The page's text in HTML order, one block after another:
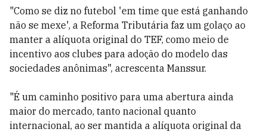
"Como se diz no futebol 'em time que está ganhando
não se mexe', a Reforma Tributária faz um golaço ao
manter a alíquota original do TEF, como meio de
incentivo aos clubes para adoção do modelo das
sociedades anônimas", acrescenta Manssur.
"É um caminho positivo para uma abertura ainda
maior do mercado, tanto nacional quanto
internacional, ao ser mantida a alíquota original da